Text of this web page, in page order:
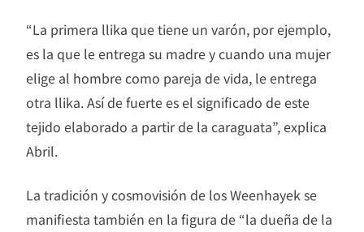
“La primera llika que tiene un varón, por ejemplo,
es la que le entrega su madre y cuando una mujer
elige al hombre como pareja de vida, le entrega
otra llika. Así de fuerte es el significado de este
tejido elaborado a partir de la caraguata”, explica
Abril.
La tradición y cosmovisión de los Weenhayek se
manifiesta también en la figura de “la dueña de la